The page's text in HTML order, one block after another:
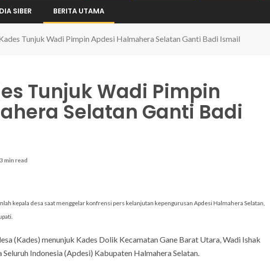
SIBER BERITA UTAMA
Tunjuk Wadi Pimpin Apdesi Halmahera Selatan Ganti Badi Ismail
Tunjuk Wadi Pimpin
Selatan Ganti Badi
3 min read
kepala desa saat menggelar konfrensi pers kelanjutan kepengurusan Apdesi Halmahera Selatan,
(Kades) menunjuk Kades Dolik Kecamatan Gane Barat Utara, Wadi Ishak
Indonesia (Apdesi) Kabupaten Halmahera Selatan.